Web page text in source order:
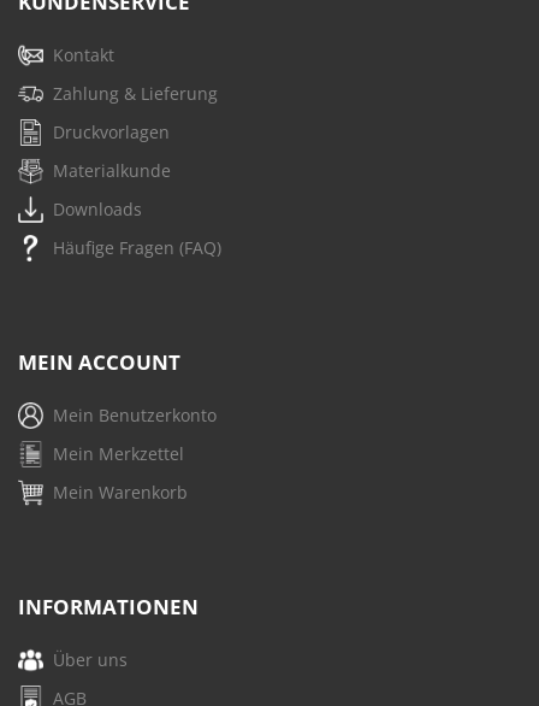
Kontakt
Zahlung & Lieferung
Druckvorlagen
Materialkunde
Downloads
Häufige Fragen (FAQ)
MEIN ACCOUNT
Mein Benutzerkonto
Mein Merkzettel
Mein Warenkorb
INFORMATIONEN
Über uns
AGB